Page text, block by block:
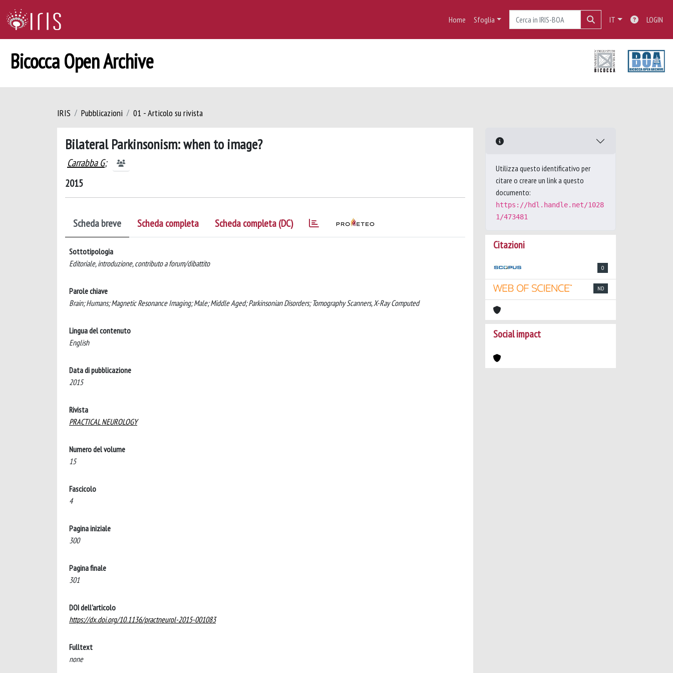
Home Sfoglia IT LOGIN
Bicocca Open Archive
IRIS Pubblicazioni 01 - Articolo su rivista
Bilateral Parkinsonism: when to image?
Carrabba G;
2015
Scheda breve Scheda completa Scheda completa (DC)
Sottotipologia
Editoriale, introduzione, contributo a forum/dibattito
Parole chiave
Brain; Humans; Magnetic Resonance Imaging; Male; Middle Aged; Parkinsonian Disorders; Tomography Scanners, X-Ray Computed
Lingua del contenuto
English
Data di pubblicazione
2015
Rivista
PRACTICAL NEUROLOGY
Numero del volume
15
Fascicolo
4
Pagina iniziale
300
Pagina finale
301
DOI dell'articolo
https://dx.doi.org/10.1136/practneurol-2015-001083
Fulltext
none
Utilizza questo identificativo per
citare o creare un link a questo
documento:
https://hdl.handle.net/1028
1/473481
Citazioni
0
ND
Social impact